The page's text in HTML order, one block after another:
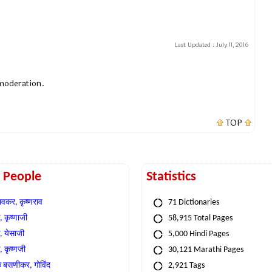
Last Updated : July 11, 2016
TOP
कृष्णराव
कृष्णजी
बसणीकर, गोविंद
Statistics
71 Dictionaries
58,915 Total Pages
5,000 Hindi Pages
30,121 Marathi Pages
2,921 Tags